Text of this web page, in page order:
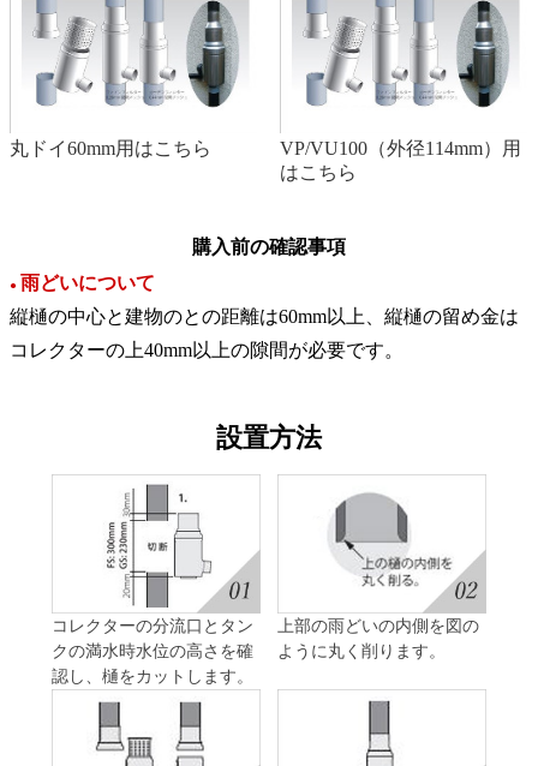
丸ドイ60mm用はこちら
VP/VU100（外径114mm）用
はこちら
購入前の確認事項
● 雨どいについて
縦樋の中心と建物のとの距離は60mm以上、縦樋の留め金は
コレクターの上40mm以上の隙間が必要です。
設置方法
コレクターの分流口とタン
クの満水時水位の高さを確
認し、樋をカットします。
上部の雨どいの内側を図の
ように丸く削ります。